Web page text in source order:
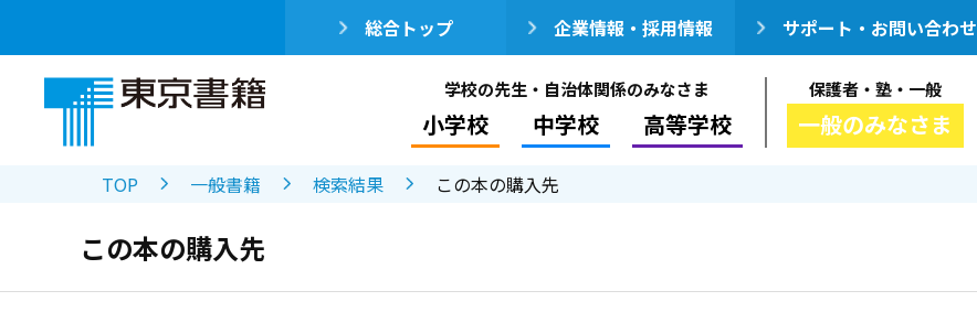
総合トップ 企業情報・採用情報 サポート・お問い合わせ
学校の先生・自治体関係のみなさま
小学校 中学校 高等学校
保護者・塾・一般
一般のみなさま
TOP 一般書籍 検索結果 この本の購入先
この本の購入先